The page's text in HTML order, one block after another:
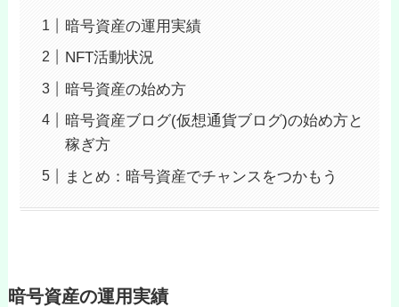
暗号資産の運用実績
NFT活動状況
暗号資産の始め方
暗号資産ブログ(仮想通貨ブログ)の始め方と
稼ぎ方
まとめ：暗号資産でチャンスをつかもう
暗号資産の運用実績